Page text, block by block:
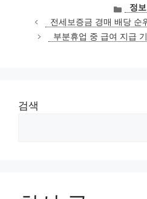
카
테
고
리
정보
전세보증금 경매 배당 순
부분휴업 중 급여 지급
검색